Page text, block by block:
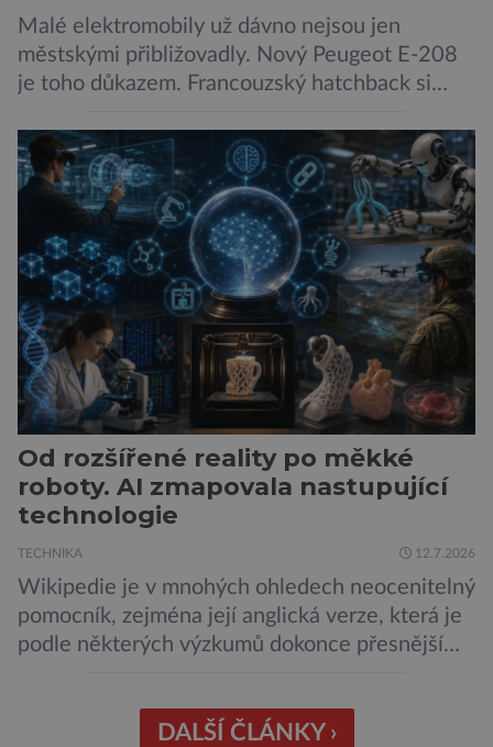
Malé elektromobily už dávno nejsou jen
městskými přibližovadly. Nový Peugeot E-208
je toho důkazem. Francouzský hatchback si
dojezd a modernější technologie, ale hlavně
ukazuje, že i kompaktní elektromobil může být
autem, se kterým bez obav vyrazíte za hranice
města Peugeot se u modelu 208 trefil do
černého už […]
Od rozšířené reality po měkké
roboty. AI zmapovala nastupující
technologie
TECHNIKA 12.7.2026
Wikipedie je v mnohých ohledech neocenitelný
pomocník, zejména její anglická verze, která je
podle některých výzkumů dokonce přesnější
křišťálovou kouli, ze které umělá inteligence
DALŠÍ ČLÁNKY ›